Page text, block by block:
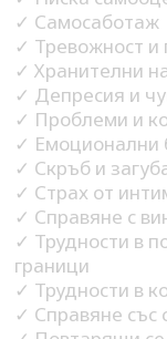
✓ Самосаботаж
✓ Тревожност и
✓ Хранителни
✓ Депресия и
✓ Проблеми и
✓ Емоционални
✓ Скръб и
✓ Страх от
✓ Справяне с
✓ Трудности в
граници
✓ Трудности в
✓ Справяне със